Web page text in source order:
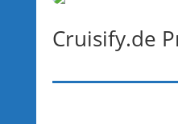
Cruisify.de